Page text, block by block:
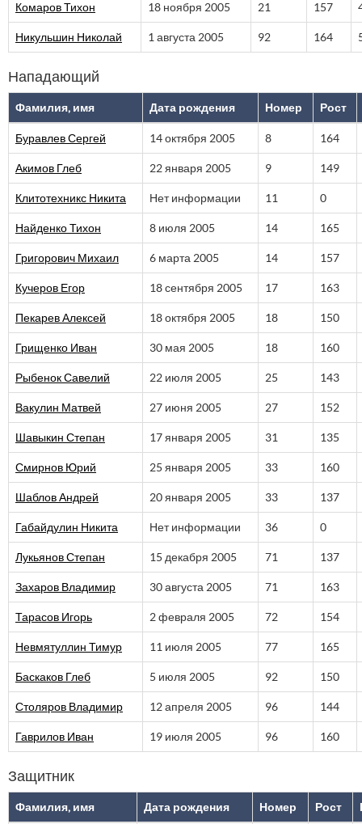
Комаров Тихон 18 ноября 2005 21 157
Никульшин Николай 1 августа 2005 92 164
Нападающий
Фамилия, имя Дата рождения Номер Рост
Буравлев Сергей 14 октября 2005 8 164
Акимов Глеб 22 января 2005 9 149
Клитотехникс Никита Нет информации 11 0
Найденко Тихон 8 июля 2005 14 165
Григорович Михаил 6 марта 2005 14 157
Кучеров Егор 18 сентября 2005 17 163
Пекарев Алексей 18 октября 2005 18 150
Грищенко Иван 30 мая 2005 18 160
Рыбенок Савелий 22 июля 2005 25 143
Вакулин Матвей 27 июня 2005 27 152
Шавыкин Степан 17 января 2005 31 135
Смирнов Юрий 25 января 2005 33 160
Шаблов Андрей 20 января 2005 33 137
Габайдулин Никита Нет информации 36 0
Лукьянов Степан 15 декабря 2005 71 137
Захаров Владимир 30 августа 2005 71 163
Тарасов Игорь 2 февраля 2005 72 154
Невмятуллин Тимур 11 июля 2005 77 165
Баскаков Глеб 5 июля 2005 92 150
Столяров Владимир 12 апреля 2005 96 144
Гаврилов Иван 19 июля 2005 96 160
Защитник
Фамилия, имя Дата рождения Номер Рост